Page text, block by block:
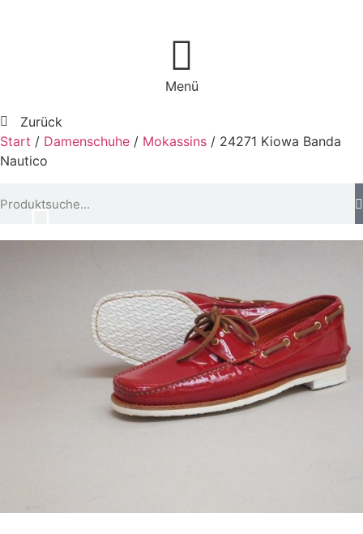
Menü
Zurück
Start / Damenschuhe / Mokassins / 24271 Kiowa Banda
Nautico